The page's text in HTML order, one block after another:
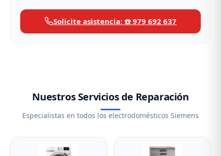
Solicite asistencia: ☎️ 979 692 637
Nuestros Servicios de Reparación
Especialistas en todos los electrodomésticos Siemens